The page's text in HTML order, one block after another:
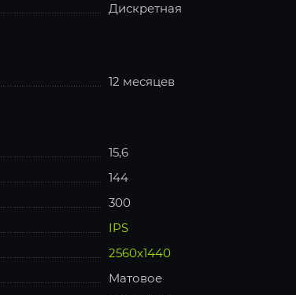
Дискретная
12 месяцев
15,6
144
300
IPS
2560x1440
Матовое